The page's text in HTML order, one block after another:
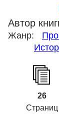
Автор
Жанр:
26
Страниц